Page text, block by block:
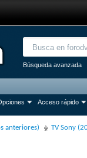
Búsqueda avanzada
Acceso rápido
anteriores) TV Sony